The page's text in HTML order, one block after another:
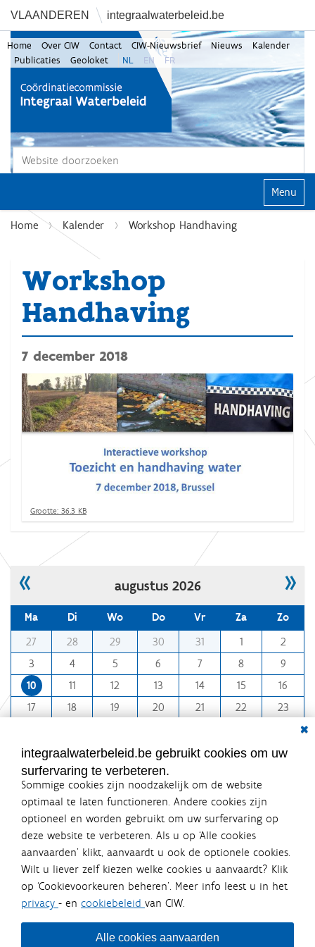
VLAANDEREN integraalwaterbeleid.be
Zoek
Home Over CIW Contact CIW-Nieuwsbrief Nieuws
Kalender
Publicaties
Geoloket NL EN FR
Klap
Home Kalender Workshop Handhaving
Workshop
Handhaving
7 december 2018
K
l
d
e
v
o
l
l
e
d
i
g
e
r
g
a
e
v
n
d
a
f
Grootte: 36.3 KB
« augustus 2026 »
o
-
Ma Di Wo Do Vr Za
Zo
27
28 29 30 31 1
2
3
4 5 6 7 8
9
10
11 12 13 14 15
16
17
18 19 20 21 22
23
31
1 2 3 4 5 6
integraalwaterbeleid.be gebruikt cookies om uw
surfervaring te verbeteren.
Sommige cookies zijn noodzakelijk om de website
optimaal te laten functioneren. Andere cookies zijn
optioneel en worden gebruikt om uw surfervaring op
deze website te verbeteren. Als u op ‘Alle cookies
aanvaarden’ klikt, aanvaardt u ook de optionele cookies.
Wilt u liever zelf kiezen welke cookies u aanvaardt? Klik
op ‘Cookievoorkeuren beheren’. Meer info leest u in het
privacy - en cookiebeleid van CIW.
Alle cookies aanvaarden
Integraalwaterbeleid.be is een
officiële website van de Vlaamse
overheid
uitgegeven door Coördinatiecommissie Integraal
Waterbeleid
De Coördinatiecommissie Integraal Waterbeleid (CIW) is een
bestuursniveaus die bij het waterbeleid betrokken zijn. Ook
waterbedrijven nemen deel aan het overleg. Deze